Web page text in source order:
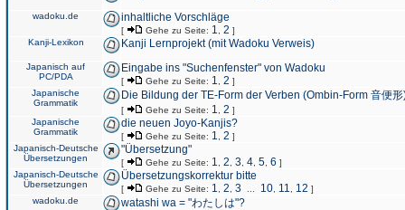
wadoku.de inhaltliche Vorschläge
[ Gehe zu Seite: 1 2 ]
Kanji-Lexikon
Kanji Lernprojekt (mit Wadoku Verweis)
Japanisch auf
PC/PDA
Eingabe ins "Suchenfenster" von Wadoku
[ Gehe zu Seite: 1 2 ]
Japanische
Grammatik
Die Bildung der TE-Form der Verben (Ombin-Form 音便形
[ Gehe zu Seite: 1 2 ]
Japanische
Grammatik
die neuen Joyo-Kanjis?
[ Gehe zu Seite: 1 2 ]
Japanisch-Deutsche
Übersetzungen
"Übersetzung"
[ Gehe zu Seite: 1 2 3 4 5 6 ]
Japanisch-Deutsche
Übersetzungen
Übersetzungskorrektur bitte
[ Gehe zu Seite: 1 2 3 10 11 12 ]
wadoku.de
watashi wa = "わたしは"?